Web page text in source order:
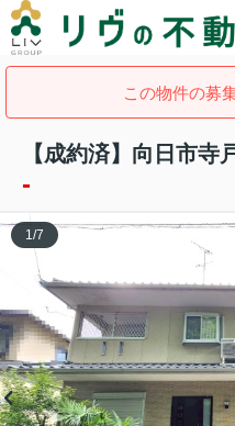
この物件の募
【成約済】向日市
-
1/7